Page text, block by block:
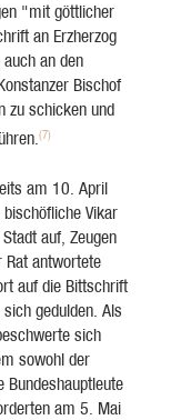
"mit göttlicher
an Erzherzog
an den
Bischof
zu schicken und
(7)
am 10. April
Vikar
auf, Zeugen
Rat antwortete
auf die Bittschrift
gedulden. Als
sich
sowohl der
Bundeshauptleute
am 5. Mai